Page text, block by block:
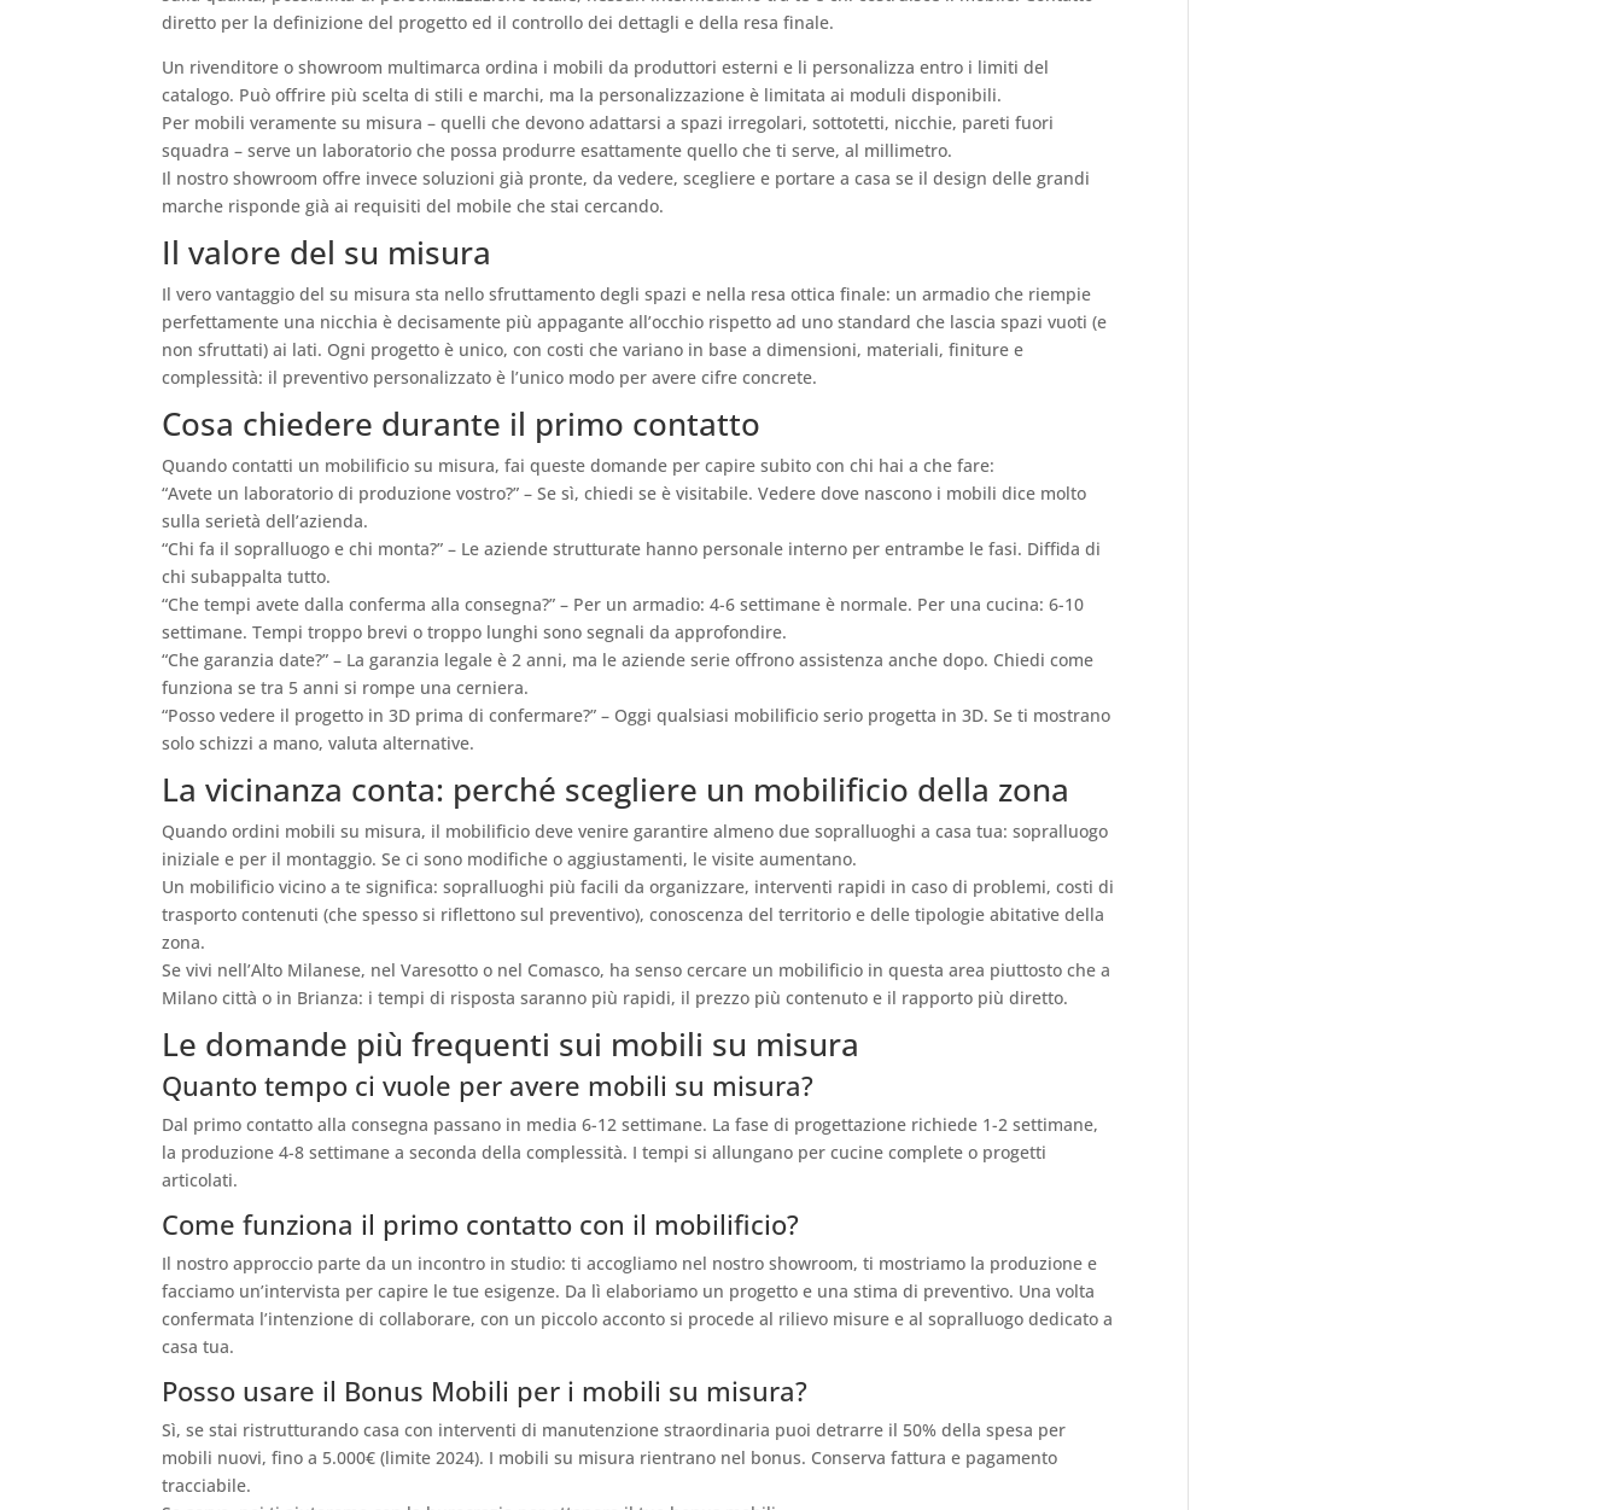
diretto per la definizione del progetto ed il controllo dei dettagli e della resa finale.
Un rivenditore o showroom multimarca ordina i mobili da produttori esterni e li personalizza entro i limiti del
catalogo. Può offrire più scelta di stili e marchi, ma la personalizzazione è limitata ai moduli disponibili.
Per mobili veramente su misura – quelli che devono adattarsi a spazi irregolari, sottotetti, nicchie, pareti fuori
squadra – serve un laboratorio che possa produrre esattamente quello che ti serve, al millimetro.
Il nostro showroom offre invece soluzioni già pronte, da vedere, scegliere e portare a casa se il design delle grandi
marche risponde già ai requisiti del mobile che stai cercando.
Il valore del su misura
Il vero vantaggio del su misura sta nello sfruttamento degli spazi e nella resa ottica finale: un armadio che riempie
perfettamente una nicchia è decisamente più appagante all’occhio rispetto ad uno standard che lascia spazi vuoti (e
non sfruttati) ai lati. Ogni progetto è unico, con costi che variano in base a dimensioni, materiali, finiture e
complessità: il preventivo personalizzato è l’unico modo per avere cifre concrete.
Cosa chiedere durante il primo contatto
Quando contatti un mobilificio su misura, fai queste domande per capire subito con chi hai a che fare:
“Avete un laboratorio di produzione vostro?” – Se sì, chiedi se è visitabile. Vedere dove nascono i mobili dice molto
sulla serietà dell’azienda.
“Chi fa il sopralluogo e chi monta?” – Le aziende strutturate hanno personale interno per entrambe le fasi. Diffida di
chi subappalta tutto.
“Che tempi avete dalla conferma alla consegna?” – Per un armadio: 4-6 settimane è normale. Per una cucina: 6-10
settimane. Tempi troppo brevi o troppo lunghi sono segnali da approfondire.
“Che garanzia date?” – La garanzia legale è 2 anni, ma le aziende serie offrono assistenza anche dopo. Chiedi come
funziona se tra 5 anni si rompe una cerniera.
“Posso vedere il progetto in 3D prima di confermare?” – Oggi qualsiasi mobilificio serio progetta in 3D. Se ti mostrano
solo schizzi a mano, valuta alternative.
La vicinanza conta: perché scegliere un mobilificio della zona
Quando ordini mobili su misura, il mobilificio deve venire garantire almeno due sopralluoghi a casa tua: sopralluogo
iniziale e per il montaggio. Se ci sono modifiche o aggiustamenti, le visite aumentano.
Un mobilificio vicino a te significa: sopralluoghi più facili da organizzare, interventi rapidi in caso di problemi, costi di
trasporto contenuti (che spesso si riflettono sul preventivo), conoscenza del territorio e delle tipologie abitative della
zona.
Se vivi nell’Alto Milanese, nel Varesotto o nel Comasco, ha senso cercare un mobilificio in questa area piuttosto che a
Milano città o in Brianza: i tempi di risposta saranno più rapidi, il prezzo più contenuto e il rapporto più diretto.
Le domande più frequenti sui mobili su misura
Quanto tempo ci vuole per avere mobili su misura?
Dal primo contatto alla consegna passano in media 6-12 settimane. La fase di progettazione richiede 1-2 settimane,
la produzione 4-8 settimane a seconda della complessità. I tempi si allungano per cucine complete o progetti
articolati.
Come funziona il primo contatto con il mobilificio?
Il nostro approccio parte da un incontro in studio: ti accogliamo nel nostro showroom, ti mostriamo la produzione e
facciamo un’intervista per capire le tue esigenze. Da lì elaboriamo un progetto e una stima di preventivo. Una volta
confermata l’intenzione di collaborare, con un piccolo acconto si procede al rilievo misure e al sopralluogo dedicato a
casa tua.
Posso usare il Bonus Mobili per i mobili su misura?
Sì, se stai ristrutturando casa con interventi di manutenzione straordinaria puoi detrarre il 50% della spesa per
mobili nuovi, fino a 5.000€ (limite 2024). I mobili su misura rientrano nel bonus. Conserva fattura e pagamento
tracciabile.